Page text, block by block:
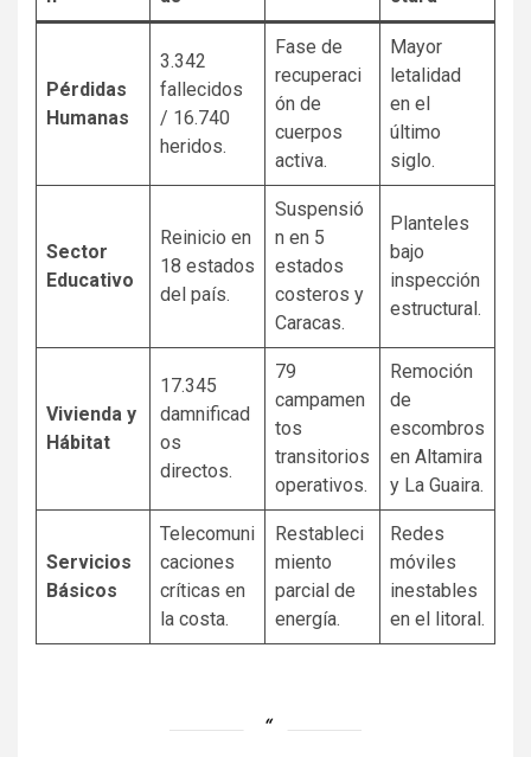
Pérdidas
Humanas
3.342
fallecidos
/ 16.740
heridos.
Fase de
recuperaci
ón de
cuerpos
activa.
Mayor
letalidad
en el
último
siglo.
Sector
Educativo
Reinicio en
18 estados
del país.
Suspensió
n en 5
estados
costeros y
Caracas.
Planteles
bajo
inspección
estructural.
Vivienda y
Hábitat
17.345
damnificad
os
directos.
79
campamen
tos
transitorios
operativos.
Remoción
de
escombros
en Altamira
y La Guaira.
Servicios
Básicos
Telecomuni
caciones
críticas en
la costa.
Restableci
miento
parcial de
energía.
Redes
móviles
inestables
en el litoral.